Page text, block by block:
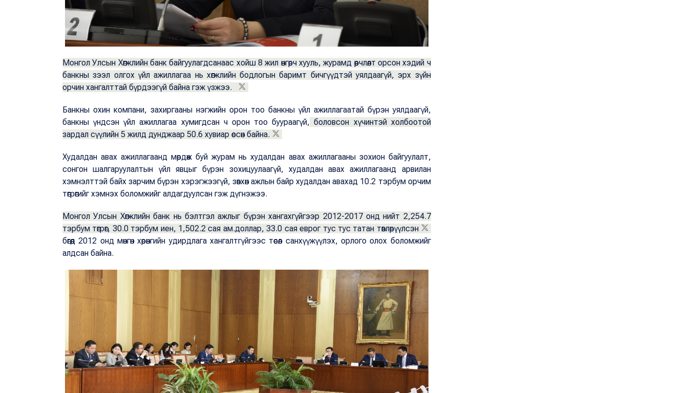
Монгол Улсын Хөгжлийн банк байгуулагдсанаас хойш 8 жил өнгөрч хууль, журамд өөрчлөлт орсон хэдий ч
банкны зээл олгох үйл ажиллагаа нь хөгжлийн бодлогын баримт бичгүүдтэй уялдаагүй, эрх зүйн
орчин хангалттай бүрдээгүй байна гэж үзжээ.
Банкны охин компани, захиргааны нэгжийн орон тоо банкны үйл ажиллагаатай бүрэн уялдаагүй,
банкны үндсэн үйл ажиллагаа хумигдсан ч орон тоо буураагүй, боловсон хүчинтэй холбоотой
зардал сүүлийн 5 жилд дунджаар 50.6 хувиар өссөн байна.
Худалдан авах ажиллагаанд мөрдөж буй журам нь худалдан авах ажиллагааны зохион байгуулалт,
сонгон шалгаруулалтын үйл явцыг бүрэн зохицуулаагүй, худалдан авах ажиллагаанд арвилан
хэмнэлттэй байх зарчим бүрэн хэрэгжээгүй, зөвхөн ажлын байр худалдан авахад 10.2 тэрбум орчим
төгрөгийг хэмнэх боломжийг алдагдуулсан гэж дүгнэжээ.
Монгол Улсын Хөгжлийн банк нь бэлтгэл ажлыг бүрэн хангахгүйгээр 2012-2017 онд нийт 2,254.7
тэрбум төгрөг, 30.0 тэрбум иен, 1,502.2 сая ам.доллар, 33.0 сая еврог тус тус татан төвлөрүүлсэн
бөгөөд 2012 онд мөнгөн хөрөнгийн удирдлага хангалтгүйгээс төсөл санхүүжүүлэх, орлого олох боломжийг
алдсан байна.